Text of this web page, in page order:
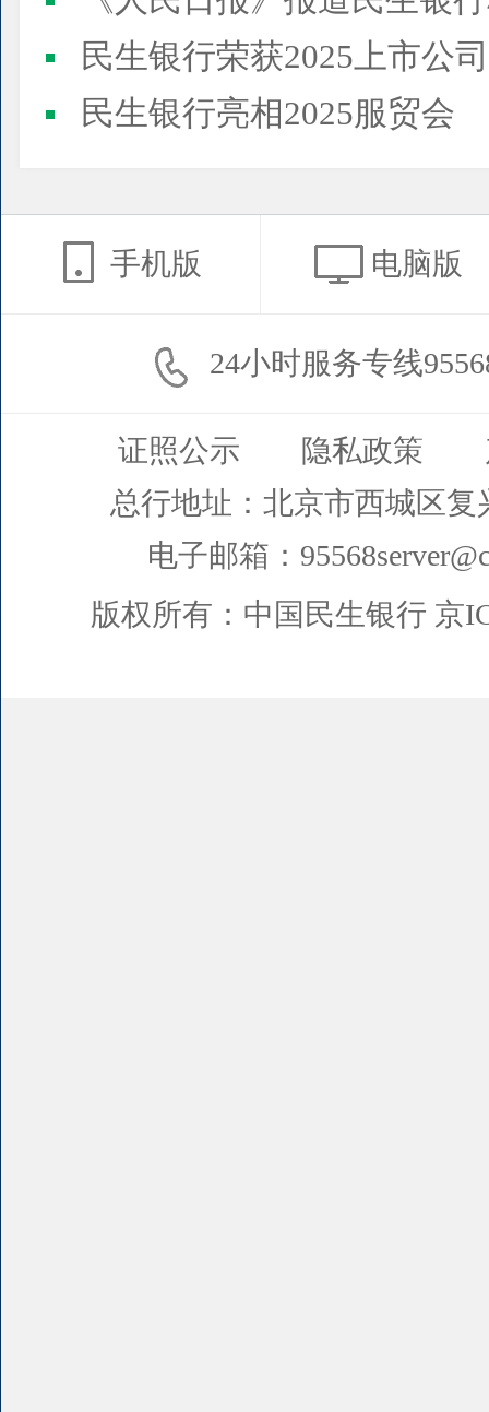
民生银行荣获2025上市公司董事会最佳实践案例、上市公
民生银行亮相2025服贸会
手机版 电脑版
24小时服务专线
证照公示 隐私政策
总行地址：北京市西城区复
电子邮箱：
版权所有：中国民生银行 京